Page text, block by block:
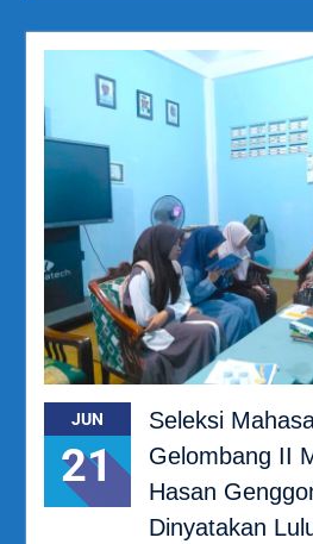
JUN
21
Seleksi
Gelombang II
Hasan
Dinyatakan